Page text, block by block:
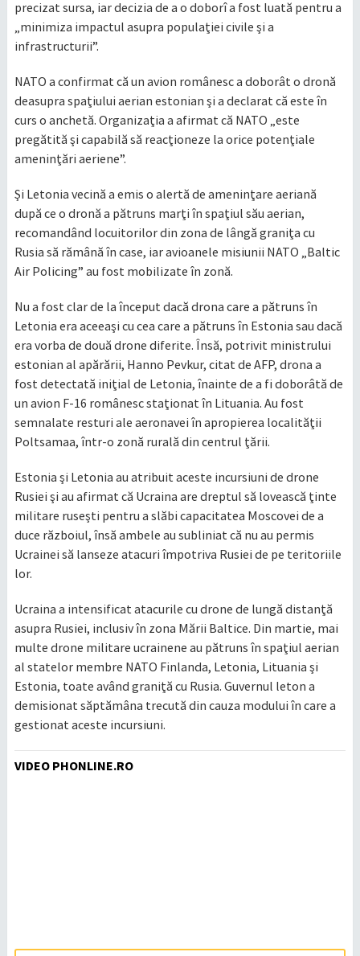
precizat sursa, iar decizia de a o doborî a fost luată pentru a
„minimiza impactul asupra populaţiei civile şi a
infrastructurii”.
NATO a confirmat că un avion românesc a doborât o dronă
deasupra spaţiului aerian estonian şi a declarat că este în
curs o anchetă. Organizaţia a afirmat că NATO „este
pregătită şi capabilă să reacţioneze la orice potenţiale
ameninţări aeriene”.
Şi Letonia vecină a emis o alertă de ameninţare aeriană
după ce o dronă a pătruns marţi în spaţiul său aerian,
recomandând locuitorilor din zona de lângă graniţa cu
Rusia să rămână în case, iar avioanele misiunii NATO „Baltic
Air Policing” au fost mobilizate în zonă.
Nu a fost clar de la început dacă drona care a pătruns în
Letonia era aceeaşi cu cea care a pătruns în Estonia sau dacă
era vorba de două drone diferite. Însă, potrivit ministrului
estonian al apărării, Hanno Pevkur, citat de AFP, drona a
fost detectată iniţial de Letonia, înainte de a fi doborâtă de
un avion F-16 românesc staţionat în Lituania. Au fost
semnalate resturi ale aeronavei în apropierea localităţii
Poltsamaa, într-o zonă rurală din centrul ţării.
Estonia şi Letonia au atribuit aceste incursiuni de drone
Rusiei şi au afirmat că Ucraina are dreptul să lovească ţinte
militare ruseşti pentru a slăbi capacitatea Moscovei de a
duce războiul, însă ambele au subliniat că nu au permis
Ucrainei să lanseze atacuri împotriva Rusiei de pe teritoriile
lor.
Ucraina a intensificat atacurile cu drone de lungă distanţă
asupra Rusiei, inclusiv în zona Mării Baltice. Din martie, mai
multe drone militare ucrainene au pătruns în spaţiul aerian
al statelor membre NATO Finlanda, Letonia, Lituania şi
Estonia, toate având graniţă cu Rusia. Guvernul leton a
demisionat săptămâna trecută din cauza modului în care a
gestionat aceste incursiuni.
VIDEO PHONLINE.RO